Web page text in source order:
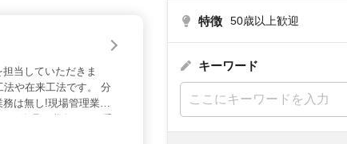
特徴 50歳以上歓迎
キーワード
当していただきま
や在来工法です。 分
は無し!現場管理業務
2階建て木造戸建てを